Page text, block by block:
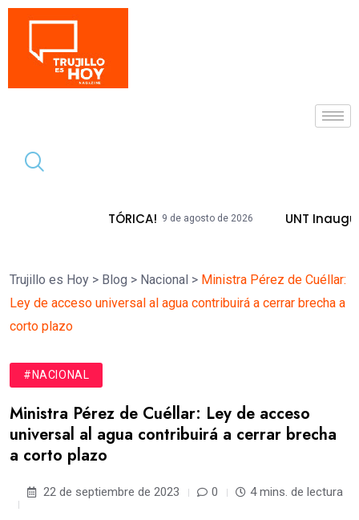
9 de agosto de 2026 UNT Inaugura Plazas
Trujillo es Hoy > Blog > Nacional > Ministra Pérez de Cuéllar:
Ley de acceso universal al agua contribuirá a cerrar brecha a
corto plazo
#NACIONAL
Ministra Pérez de Cuéllar: Ley de acceso
universal al agua contribuirá a cerrar brecha
a corto plazo
22 de septiembre de 2023 0 4 mins. de lectura